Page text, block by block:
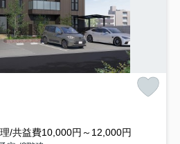
/共益費10,000円～12,000円